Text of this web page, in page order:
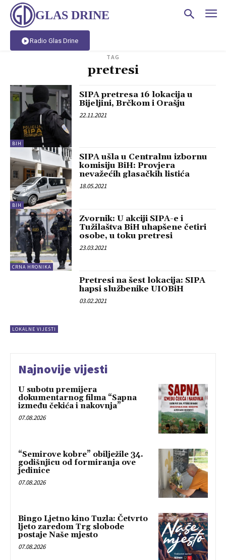
GLAS DRINE
Radio Glas Drine
TAG
pretresi
BIH
SIPA pretresa 16 lokacija u
Bijeljini, Brčkom i Orašju
22.11.2021
BIH
SIPA ušla u Centralnu izbornu
komisiju BiH: Provjera
nevažećih glasačkih listića
18.05.2021
CRNA HRONIKA
Zvornik: U akciji SIPA-e i
Tužilaštva BiH uhapšene četiri
osobe, u toku pretresi
23.03.2021
LOKALNE VIJESTI
Pretresi na šest lokacija: SIPA
hapsi službenike UIOBiH
03.02.2021
Najnovije vijesti
U subotu premijera
dokumentarnog filma “Sapna
između čekića i nakovnja”
07.08.2026
“Semirove kobre” obilježile 34.
godišnjicu od formiranja ove
jedinice
07.08.2026
Bingo Ljetno kino Tuzla: Četvrto
ljeto zaredom Trg slobode
postaje Naše mjesto
07.08.2026